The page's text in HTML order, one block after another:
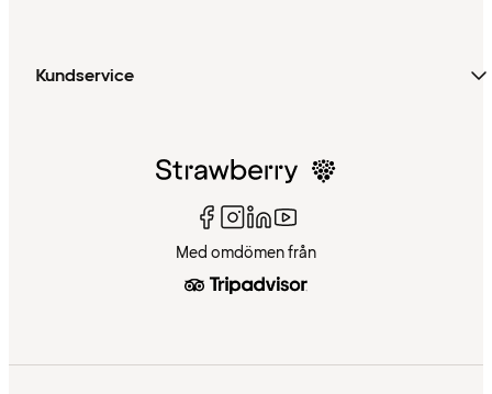
Kundservice
Med omdömen från